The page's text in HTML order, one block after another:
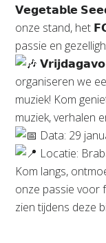
𝗩𝗲𝗴𝗲𝘁𝗮𝗯𝗹𝗲
onze stand, het
passie en
organiseren we
muziek! Kom
muziek, verhalen
Data: 29
Locatie:
Kom langs,
onze passie voor
zien tijdens deze